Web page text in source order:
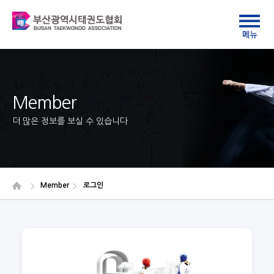
Member
더 많은 정보를 보실 수 있습니다
Member 로그인